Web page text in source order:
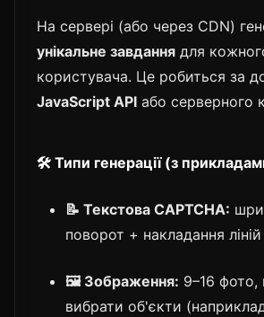
На сервері (або через CDN)
унікальне завдання для
користувача. Це робиться за
JavaScript API або серверного
🛠️ Типи генерації (з
📝 Текстова CAPTCHA:
поворот + накладання ліній
🖼️ Зображення: 9–16 фото,
вибрати об'єкти